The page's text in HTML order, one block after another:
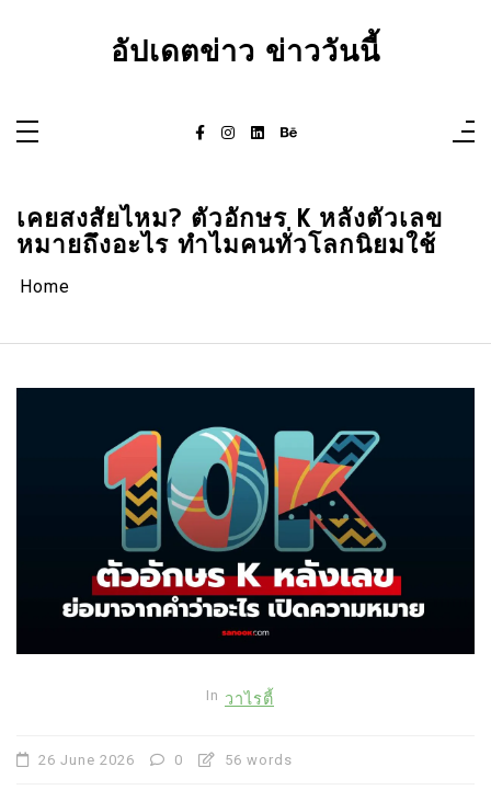
อัปเดตข่าว ข่าววันนี้
เคยสงสัยไหม? ตัวอักษร K หลังตัวเลข
หมายถึงอะไร ทำไมคนทั่วโลกนิยมใช้
Home
In วาไรตี้
26 June 2026 0 56 words